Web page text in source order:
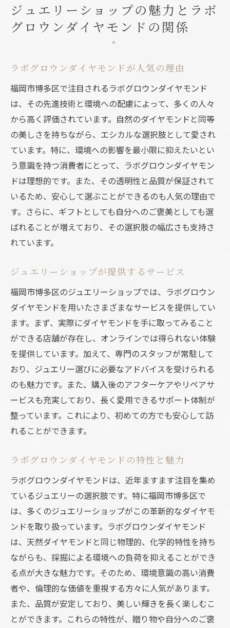
ジュエリーショップの魅力とラボ
グロウンダイヤモンドの関係
ラボグロウンダイヤモンドが人気の理由
福岡市博多区で注目されるラボグロウンダイヤモンド
は、その先進技術と環境への配慮によって、多くの人々
から高く評価されています。自然のダイヤモンドと同等
の美しさを持ちながら、エシカルな選択肢として愛され
ています。特に、環境への影響を最小限に抑えたいとい
う意識を持つ消費者にとって、ラボグロウンダイヤモン
ドは理想的です。また、その透明性と品質が保証されて
いるため、安心して選ぶことができるのも人気の理由で
す。さらに、ギフトとしても自分へのご褒美としても選
ばれることが増えており、その選択肢の幅広さも支持さ
れています。
ジュエリーショップが提供するサービス
福岡市博多区のジュエリーショップでは、ラボグロウン
ダイヤモンドを用いたさまざまなサービスを提供してい
ます。まず、実際にダイヤモンドを手に取ってみること
ができる店舗が存在し、オンラインでは得られない体験
を提供しています。加えて、専門のスタッフが常駐して
おり、ジュエリー選びに必要なアドバイスを受けられる
のも魅力です。また、購入後のアフターケアやリペアサ
ービスも充実しており、長く愛用できるサポート体制が
整っています。これにより、初めての方でも安心して訪
れることができます。
ラボグロウンダイヤモンドの特性と魅力
ラボグロウンダイヤモンドは、近年ますます注目を集め
ているジュエリーの選択肢です。特に福岡市博多区で
は、多くのジュエリーショップがこの革新的なダイヤモ
ンドを取り扱っています。ラボグロウンダイヤモンド
は、天然ダイヤモンドと同じ物理的、化学的特性を持ち
ながらも、採掘による環境への負荷を抑えることができ
る点が大きな魅力です。そのため、環境意識の高い消費
者や、倫理的な価値を重視する方々に人気があります。
また、品質が安定しており、美しい輝きを長く楽しむこ
とができます。これらの特性が、贈り物や自分へのご褒